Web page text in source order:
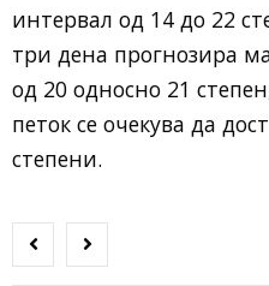
интервал од 14 до 22
три дена прогнозира
од 20 односно 21
петок се очекува да
степени.